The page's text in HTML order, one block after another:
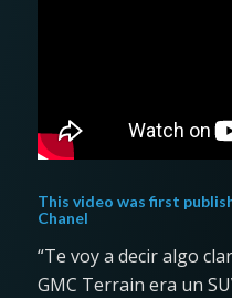
This video was first
Chanel
“Te voy a decir algo
GMC Terrain era un